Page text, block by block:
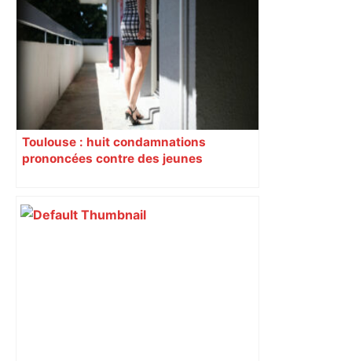
pour… Toulouse – Sports.fr
Toulouse : huit condamnations
prononcées contre des jeunes